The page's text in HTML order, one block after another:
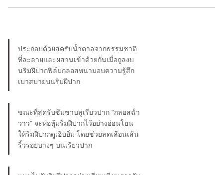
ประกอบด้วยสครับน้ำตาลจากธรรมชาติ
ที่ละลายและผสานเข้าด้วยกันเมื่อถูลงบ
นริมฝีปากฟิล์มกลอสหนามอบความรู้สึก
เบาสบายบนริมฝีปาก
ขณะที่สครับซึมซาบสู่เรียวปาก "กลอสฉ่ำ
วาว" จะห่อหุ้มริมฝีปากไว้อย่างอ่อนโยน
ให้ริมฝีปากดูเอิบอิ่ม โดยช่วยลดเลือนเส้น
ริ้วรอยบางๆ บนเรียวปาก